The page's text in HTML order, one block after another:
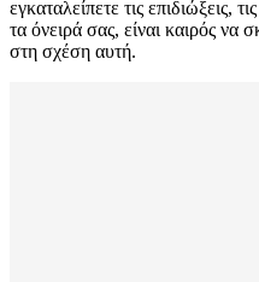
εγκαταλείπετε τις επιδιώξεις,
τα όνειρά σας, είναι καιρός να
στη σχέση αυτή.